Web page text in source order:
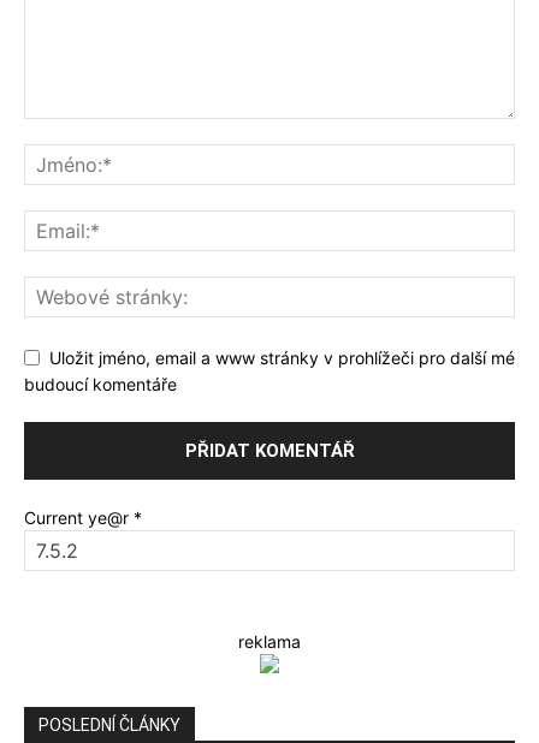
Uložit jméno, email a www stránky v prohlížeči pro další mé
budoucí komentáře
Current ye@r *
reklama
POSLEDNÍ ČLÁNKY